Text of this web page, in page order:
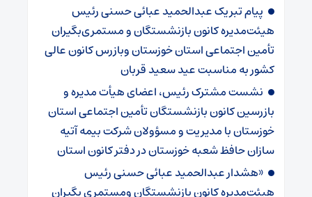
پیام تبریک عبدالحمید عبائی حسنی رئیس
هیئت‌مدیره کانون بازنشستگان و مستمری‌بگیران
تأمین اجتماعی استان خوزستان وبازرس کانون عالی
کشور به مناسبت عید سعید قربان
نشست مشترک رئیس، اعضای هیأت مدیره و
بازرسین کانون بازنشستگان تأمین اجتماعی استان
خوزستان با مدیریت و مسؤولان شرکت بیمه آتیه
سازان حافظ شعبه خوزستان در دفتر کانون استان
«هشدار عبدالحمید عبائی حسنی رئیس
هیئت‌مدیره کانون بازنشستگان ومستمری بگیران